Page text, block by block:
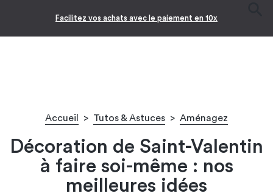
Facilitez vos achats avec le paiement en 10x
Accueil > Tutos & Astuces > Aménagez
Décoration de Saint-Valentin
à faire soi-même : nos
meilleures idées